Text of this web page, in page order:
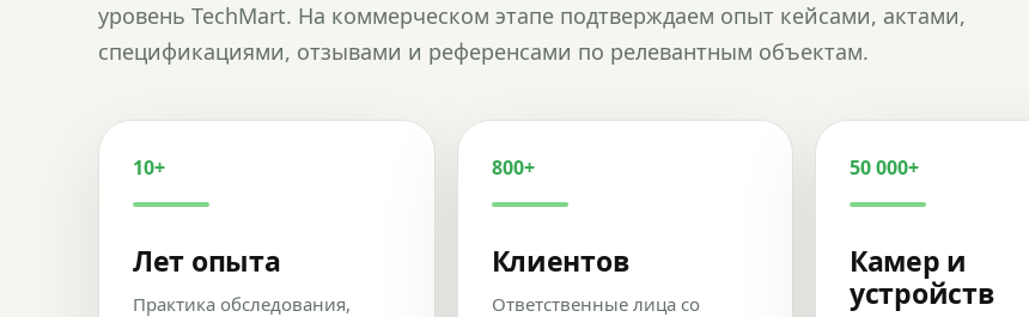
уровень TechMart. На коммерческом этапе подтверждаем опыт кейсами, актами,
спецификациями, отзывами и референсами по релевантным объектам.
10+
Лет опыта
Практика обследования,
800+
Клиентов
Ответственные лица со
50 000+
Камер и
устройств